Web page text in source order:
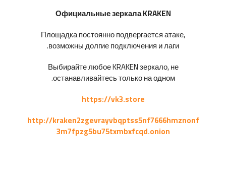
Официальные зеркала KRAKEN
Площадка постоянно подвергается атаке,
возможны долгие подключения и лаги.
Выбирайте любое KRAKEN зеркало, не
останавливайтесь только на одном.
https://vk3.store
http://kraken2zgevrayvbqptss5nf7666hmznonf
3m7fpzg5bu75txmbxfcqd.onion